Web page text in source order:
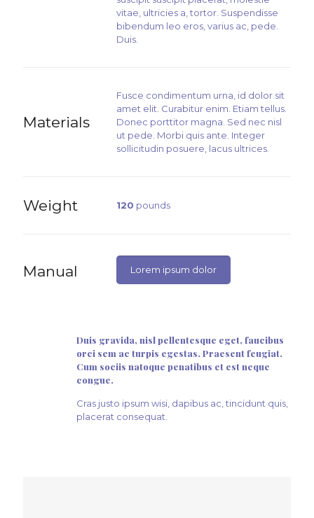
vitae, ultricies a, tortor. Suspendisse
bibendum leo eros, varius ac, pede.
Duis.
Materials
Fusce condimentum urna, id dolor sit
amet elit. Curabitur enim. Etiam tellus.
Donec porttitor magna. Sed nec nisl
ut pede. Morbi quis ante. Integer
sollicitudin posuere, lacus ultrices.
Weight 120 pounds
Manual Lorem ipsum dolor
Duis gravida, nisl pellentesque eget, faucibus
orci sem ac turpis egestas. Praesent feugiat.
Cum sociis natoque penatibus et est neque
congue.
Cras justo ipsum wisi, dapibus ac, tincidunt quis,
placerat consequat.